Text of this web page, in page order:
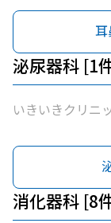
泌尿器科 [1
いきいきクリニ
消化器科 [8